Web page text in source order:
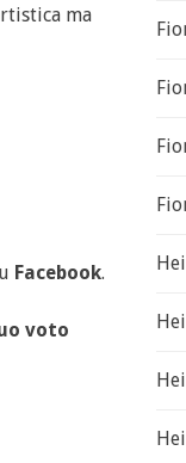
ma
Facebook.
voto